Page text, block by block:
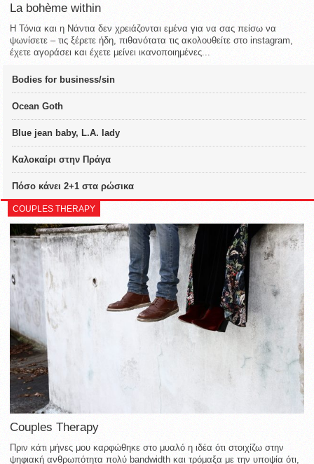
La bohème within
Η Τόνια και η Νάντια δεν χρειάζονται εμένα για να σας πείσω να
ψωνίσετε – τις ξέρετε ήδη, πιθανότατα τις ακολουθείτε στο instagram,
έχετε αγοράσει και έχετε μείνει ικανοποιημένες...
Bodies for business/sin
Ocean Goth
Blue jean baby, L.A. lady
Καλοκαίρι στην Πράγα
Πόσο κάνει 2+1 στα ρώσικα
COUPLES THERAPY
Couples Therapy
Πριν κάτι μήνες μου καρφώθηκε στο μυαλό η ιδέα ότι στοιχίζω στην
ψηφιακή ανθρωπότητα πολύ bandwidth και τρόμαξα με την υποψία ότι,